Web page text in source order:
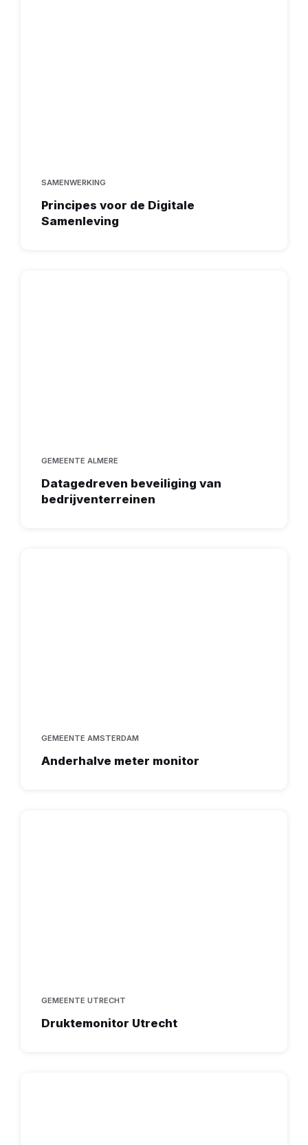
SAMENWERKING
Principes voor de Digitale
Samenleving
GEMEENTE ALMERE
Datagedreven beveiliging van
bedrijventerreinen
GEMEENTE AMSTERDAM
Anderhalve meter monitor
GEMEENTE UTRECHT
Druktemonitor Utrecht